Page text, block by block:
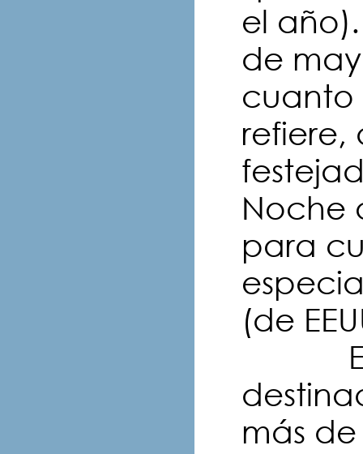
el
de
cuanto
refiere,
Noche
para
(de
En
más